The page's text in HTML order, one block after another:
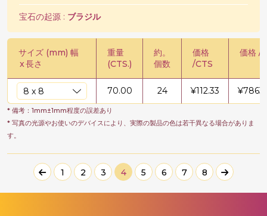
宝石の起源 : ブラジル
サイズ (mm) 幅
x長さ
重量
(CTS.)
約。
個数
価格
/CTS
価格 /
70.00 24 ¥112.33 ¥
* 備考：1mm±1mm程度の誤差あり
* 写真の光源やお使いのデバイスにより、実際の製品の色は若干異なる場合がありま
す。
1 2 3 4 5 6 7 8